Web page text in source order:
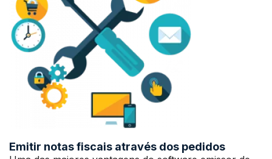
Emitir notas fiscais através dos pedidos